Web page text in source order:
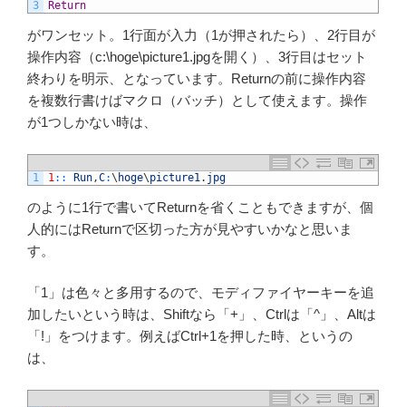
3 Return
がワンセット。1行面が入力（1が押されたら）、2行目が
操作内容（c:\hoge\picture1.jpgを開く）、3行目はセット
終わりを明示、となっています。Returnの前に操作内容
を複数行書けばマクロ（バッチ）として使えます。操作
が1つしかない時は、
1 1:: Run,C:\ hoge\picture1. jpg
のように1行で書いてReturnを省くこともできますが、個
人的にはReturnで区切った方が見やすいかなと思いま
す。
「1」は色々と多用するので、モディファイヤーキーを追
加したいという時は、Shiftなら「+」、Ctrlは「^」、Altは
「!」をつけます。例えばCtrl+1を押した時、というの
は、